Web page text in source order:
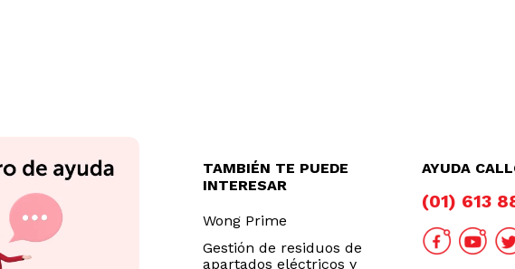
TAMBIÉN TE PUEDE
INTERESAR
Wong Prime
Gestión de residuos de
apartados eléctricos y
AYUDA
(01) 613